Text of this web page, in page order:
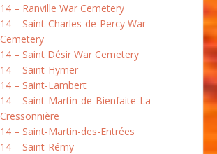
14 – Ranville War Cemetery
14 – Saint-Charles-de-Percy War
Cemetery
14 – Saint Désir War Cemetery
14 – Saint-Hymer
14 – Saint-Lambert
14 – Saint-Martin-de-Bienfaite-La-
Cressonnière
14 – Saint-Martin-des-Entrées
14 – Saint-Rémy